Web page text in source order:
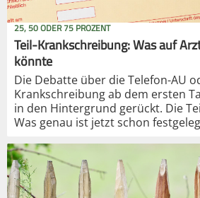
25, 50 ODER 75 PROZENT
Teil-Krankschreibung: Was auf
könnte
Die Debatte über die Telefon-AU
Krankschreibung ab dem ersten
in den Hintergrund gerückt. Die
Was genau ist jetzt schon